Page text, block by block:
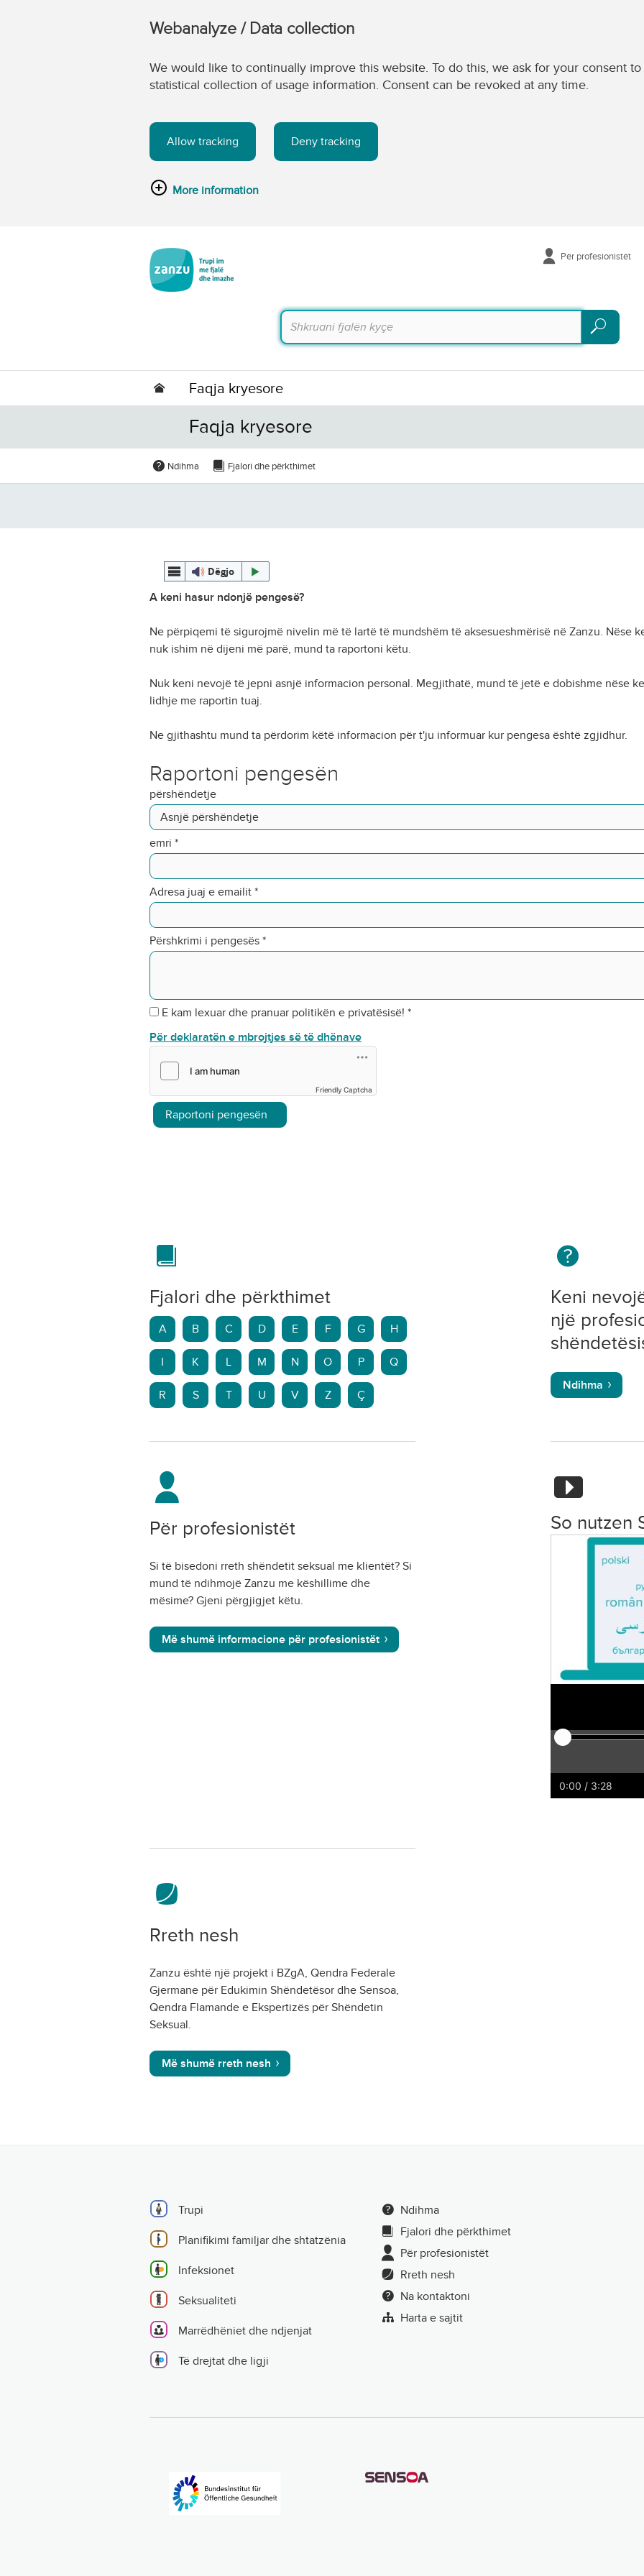
Webanalyze / Data collection
We would like to continually improve this website. To do this, we ask for your consent
statistical collection of usage information. Consent can be revoked at any time.
Allow tracking Deny tracking
More information
Për profesionistët
Kërko
Kërko
Faqja kryesore
Faqja kryesore
Ndihma Fjalori dhe përkthimet
Dëgjo
A keni hasur ndonjë pengesë?
Ne përpiqemi të sigurojmë nivelin më të lartë të mundshëm të aksesueshmërisë në Zanzu. Nëse
nuk ishim në dijeni më parë, mund ta raportoni këtu.
Nuk keni nevojë të jepni asnjë informacion personal. Megjithatë, mund të jetë e dobishme nëse
lidhje me raportin tuaj.
Ne gjithashtu mund ta përdorim këtë informacion për t'ju informuar kur pengesa është zgjidhur.
Raportoni pengesën
përshëndetje
emri *
Adresa juaj e emailit *
Përshkrimi i pengesës *
E kam lexuar dhe pranuar politikën e privatësisë! *
Për deklaratën e mbrojtjes së të dhënave
Friendly Captcha
Raportoni pengesën
Fjalori dhe përkthimet
A B C D E F G H
I K L M N O P Q
R S T U V Z Ç
Keni
një
Ndihma
Për profesionistët
Si të bisedoni rreth shëndetit seksual me klientët? Si
mund të ndihmojë Zanzu me këshillime dhe
mësime? Gjeni përgjigjet këtu.
Më shumë informacione për profesionistët
So nutzen
0:00 / 3:28
Rreth nesh
Zanzu është një projekt i BZgA, Qendra Federale
Gjermane për Edukimin Shëndetësor dhe Sensoa,
Qendra Flamande e Ekspertizës për Shëndetin
Seksual.
Më shumë rreth nesh
Trupi
Planifikimi familjar dhe shtatzënia
Infeksionet
Seksualiteti
Marrëdhëniet dhe ndjenjat
Të drejtat dhe ligji
Ndihma
Fjalori dhe përkthimet
Për profesionistët
Rreth nesh
Na kontaktoni
Harta e sajtit